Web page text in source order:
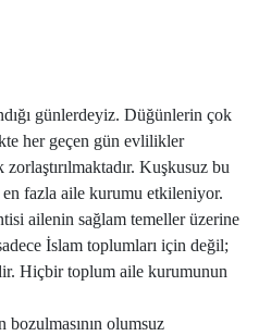
günlerdeyiz. Düğünlerin çok
her geçen gün evlilikler
Kuşkusuz bu
fazla aile kurumu etkileniyor.
ailenin sağlam temeller üzerine
İslam toplumları için değil;
Hiçbir toplum aile kurumunun
bozulmasının olumsuz